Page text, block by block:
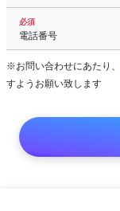
必須
電話番号
※お問い合わせにあたり、
すようお願い致します